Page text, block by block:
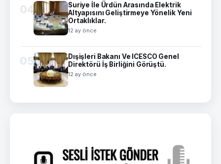
04
Suriye İle Ürdün Arasında Elektrik
Altyapısını Geliştirmeye Yönelik Yeni
Ortaklıklar.
12 ay önce
05
Dışişleri Bakanı Ve ICESCO Genel
Direktörü İş Birliğini Görüştü.
12 ay önce